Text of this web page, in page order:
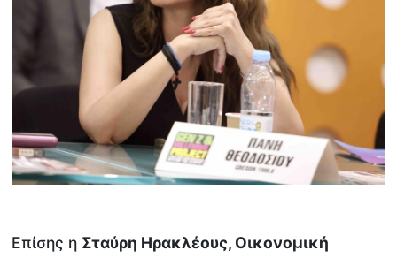
Επίσης η Σταύρη Ηρακλέους, Οικονομική